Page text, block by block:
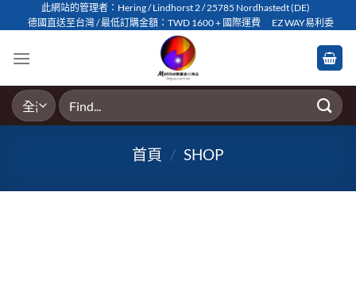
to
此網站的管理者：Hering / Lindhorst 2 / 25785 Nordhastedt (DE)
德國直送至台灣 / 最低訂購金額：TWD 1600 + 國際運費
EZ WAY易利委
搜
尋
首頁 / SHOP